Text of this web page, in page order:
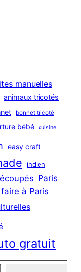
manuelles
animaux tricotés
bonnet tricoté
bébé cuisine
easy craft
indien
Paris
faire à Paris
gratuit